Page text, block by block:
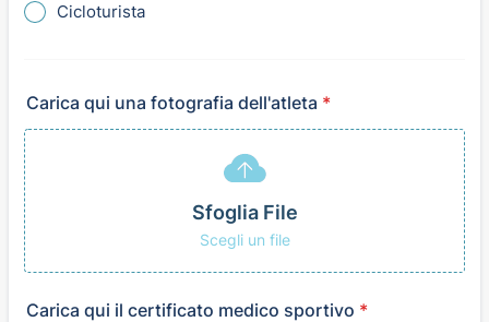
Cicloturista
Carica qui una fotografia dell'atleta *
Sfoglia File
Scegli un file
Carica qui il certificato medico sportivo *